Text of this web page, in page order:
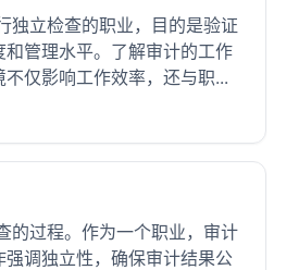
独立检查的职业，目的是验证
管理水平。了解审计的工作
仅影响工作效率，还与职...
的过程。作为一个职业，审计
调独立性，确保审计结果公